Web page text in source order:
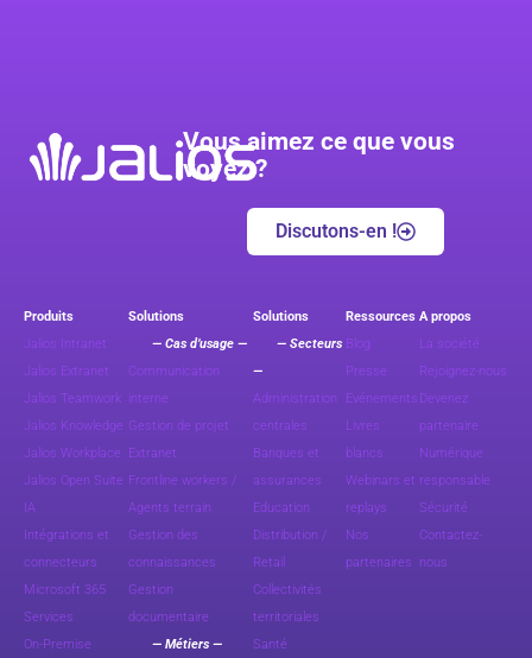
Vous aimez ce que vous
voyez ?
Discutons-en !
Produits
Jalios Intranet
Jalios Extranet
Jalios Teamwork
Jalios Knowledge
Jalios Workplace
Jalios Open Suite
IA
Intégrations et
connecteurs
Microsoft 365
Services
On-Premise
Solutions
— Cas d’usage —
Communication
interne
Gestion de projet
Extranet
Frontline workers /
Agents terrain
Gestion des
connaissances
Gestion
documentaire
— Métiers —
Solutions
— Secteurs
—
Administration
centrales
Banques et
assurances
Education
Distribution /
Retail
Collectivités
territoriales
Santé
Ressources
Blog
Presse
Evénements
Livres
blancs
Webinars et
replays
Nos
partenaires
A propos
La société
Rejoignez-nous
Devenez
partenaire
Numérique
responsable
Sécurité
Contactez-
nous